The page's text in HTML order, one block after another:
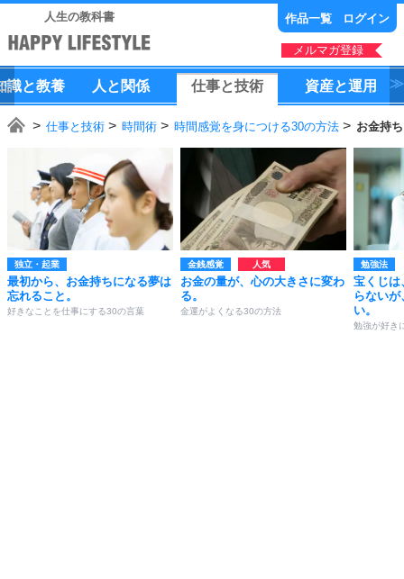
人生の教科書 作品一覧 ログイン
メルマガ登録
識と教養 人 と 関係 仕事と技術 資産と運用
仕事と技術 時間術 時間感覚を身につける30の方法 お金持
独立・起業
最初から、お金持ちになる夢は
忘れること。
好きなことを仕事にする30の言葉
金銭感覚
お金の量が、心の大きさに変わ
る。
金運がよくなる30の方法
勉強法
宝くじは
らない
い。
勉強が好き